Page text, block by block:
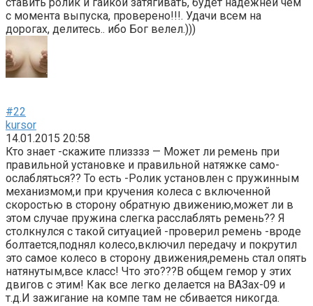
с момента выпуска, проверено!!!. Удачи всем на
дорогах, делитесь.. ибо Бог велел.)))
#22
kursor
14.01.2015 20:58
Кто знает -скажите плизззз — Может ли ремень при
правильной установке и правильной натяжке само-
ослабляться?? То есть -Ролик установлен с пружинным
механизмом,и при кручения колеса с включенной
скоростью в сторону обратную движению,может ли в
этом случае пружина слегка расслаблять ремень?? Я
столкнулся с такой ситуацией -проверил ремень -вроде
болтается,поднял колесо,включил передачу и покрутил
это самое колесо в сторону движения,ремень стал опять
натянутым,все класс! Что это???В общем гемор у этих
двигов с этим! Как все легко делается на ВАЗах-09 и
т.д.И зажигание на компе там не сбивается никогда.